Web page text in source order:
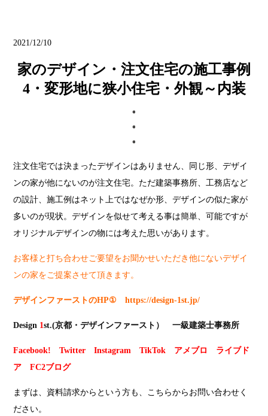
2021/12/10
家のデザイン・注文住宅の施工事例
4・変形地に狭小住宅・外観～内装
注文住宅では決まったデザインはありません、同じ形、デザイ
ンの家が他にないのが注文住宅。ただ建築事務所、工務店など
の設計、施工例はネット上ではなぜか形、デザインの似た家が
多いのが現状。デザインを似せて考える事は簡単、可能ですが
オリジナルデザインの物には考えた思いがあります。
お客様と打ち合わせご要望をお聞かせいただき他にないデザイ
ンの家をご提案させて頂きます。
デザインファーストのHP① https://design-1st.jp/
Design 1st.(京都・デザインファースト） 一級建築士事務所
Facebook! Twitter Instagram TikTok アメブロ
ライブド
ア
FC2ブログ
まずは、資料請求からという方も、こちらからお問い合わせく
ださい。